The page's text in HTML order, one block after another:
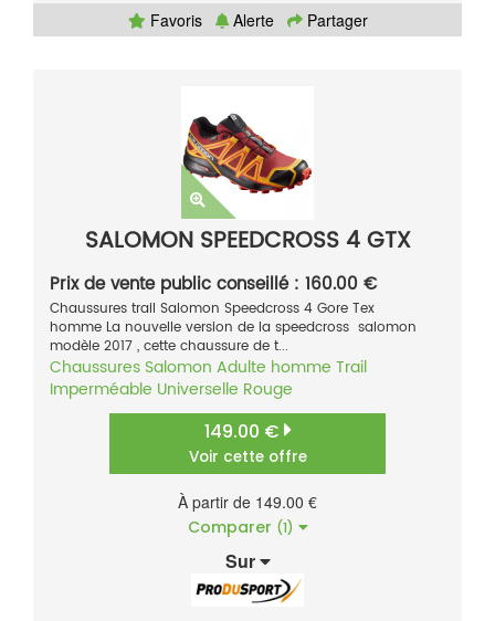
Favoris
Alerte Partager
SALOMON SPEEDCROSS 4 GTX
Prix de vente public conseillé : 160.00 €
Chaussures trail Salomon Speedcross 4 Gore Tex
homme La nouvelle version de la speedcross salomon
modèle 2017 , cette chaussure de t...
Chaussures Salomon Adulte homme Trail
Imperméable Universelle Rouge
149.00 €
Voir cette offre
À partir de 149.00 €
Comparer (1)
Sur